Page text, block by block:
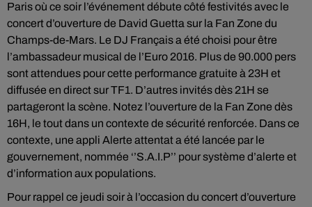
Paris où ce soir l’événement débute côté festivités avec le
concert d’ouverture de David Guetta sur la Fan Zone du
Champs-de-Mars. Le DJ Français a été choisi pour être
l’ambassadeur musical de l’Euro 2016. Plus de 90.000 pers
sont attendues pour cette performance gratuite à 23H et
diffusée en direct sur TF1. D’autres invités dès 21H se
partageront la scène. Notez l’ouverture de la Fan Zone dès
16H, le tout dans un contexte de sécurité renforcée. Dans ce
contexte, une appli Alerte attentat a été lancée par le
gouvernement, nommée ‘’S.A.I.P’’ pour système d’alerte et
d’information aux populations.
Pour rappel ce jeudi soir à l’occasion du concert d’ouverture